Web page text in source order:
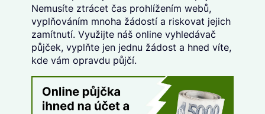
Nemusíte ztrácet čas prohlížením webů,
vyplňováním mnoha žádostí a riskovat jejich
zamítnutí. Využijte náš online vyhledávač
půjček, vyplňte jen jednu žádost a hned víte,
kde vám opravdu půjčí.